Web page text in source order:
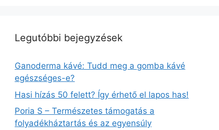
Legutóbbi bejegyzések
Ganoderma kávé: Tudd meg a gomba kávé
egészséges-e?
Hasi hízás 50 felett? Így érhető el lapos has!
Poria S – Természetes támogatás a
folyadékháztartás és az egyensúly